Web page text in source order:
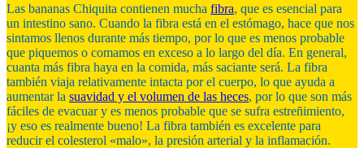
Las bananas Chiquita contienen mucha fibra, que es esencial para
un intestino sano. Cuando la fibra está en el estómago, hace que nos
sintamos llenos durante más tiempo, por lo que es menos probable
que piquemos o comamos en exceso a lo largo del día. En general,
cuanta más fibra haya en la comida, más saciante será. La fibra
también viaja relativamente intacta por el cuerpo, lo que ayuda a
aumentar la suavidad y el volumen de las heces, por lo que son más
fáciles de evacuar y es menos probable que se sufra estreñimiento,
¡y eso es realmente bueno! La fibra también es excelente para
reducir el colesterol «malo», la presión arterial y la inflamación.